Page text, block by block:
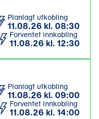
Planlagt utkobling
11.08.26 kl. 08:30
Forventet innkobling
11.08.26 kl. 12:30
Planlagt utkobling
11.08.26 kl. 09:00
Forventet innkobling
11.08.26 kl. 14:00